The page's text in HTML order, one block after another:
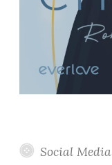
Social Media